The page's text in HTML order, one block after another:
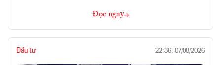
Đọc ngay
Đầu tư 22:36, 07/08/2026